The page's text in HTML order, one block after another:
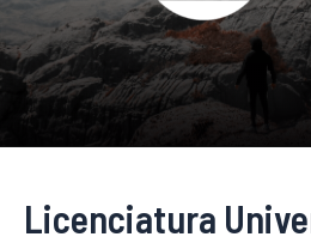
Licenciatura